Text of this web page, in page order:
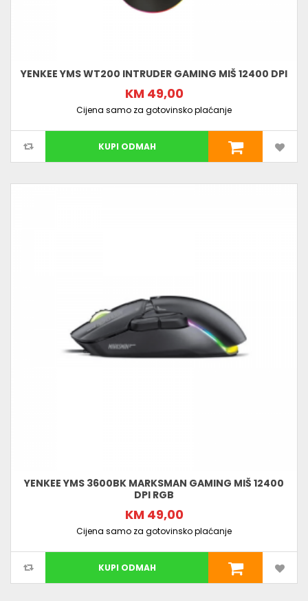
YENKEE YMS WT200 INTRUDER GAMING MIŠ 12400 DPI
KM 49,00
Cijena samo za gotovinsko plaćanje
KUPI ODMAH
YENKEE YMS 3600BK MARKSMAN GAMING MIŠ 12400
DPI RGB
KM 49,00
Cijena samo za gotovinsko plaćanje
KUPI ODMAH